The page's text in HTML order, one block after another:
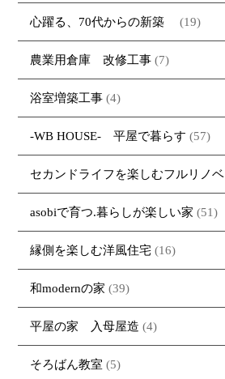
心躍る、70代からの新築 (19)
農業用倉庫 改修工事 (7)
浴室増築工事 (4)
-WB HOUSE- 平屋で暮らす (57)
セカンドライフを楽しむフルリノベ
asobiで育つ.暮らしが楽しい家 (51)
縁側を楽しむ洋風住宅 (16)
和modernの家 (39)
平屋の家 入母屋造 (4)
そろばん教室 (5)